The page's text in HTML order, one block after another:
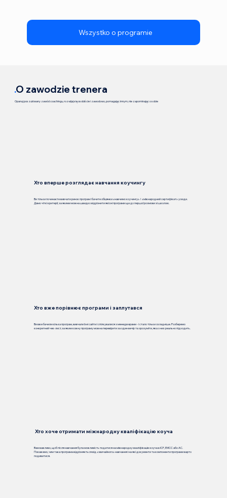
Wszystko o programie
.O zawodzie trenera
Opanuj poszukiwany zawód coachingu, rozwijaj się osobiście i zawodowo, pomagając innym, nie zapominając o sobie
Хто вперше розглядає навчання коучингу
Ви тільки починаєте вивчати ринок програм і бачите обіцянки «навчимо коучингу» / «міжнародний сертифікат» усюди.
Дамо чіткі критерії, за якими можна швидко відрізнити якісні програми ще до першої розмови зі школою.
Хто вже порівнює програми і заплутався
Ви вже бачили кілька програм, вивчали їхні сайти і спілкувалися з менеджерами - і стало тільки складніше. Розберемо
конкретний чек-лист, за яким кожну програму можна перевірити за один вечір та зрозуміти, яка з них реально підходить.
Хто хоче отримати міжнародну кваліфікацію коуча
Вам важливо, щоб після навчання була можливість податися на міжнародну кваліфікацію коуча в ICF, EMCC або AC.
Покажемо, чим така програма відрізняється від «звичайного» навчання і на які документи та компоненти програми варто
подивитися.